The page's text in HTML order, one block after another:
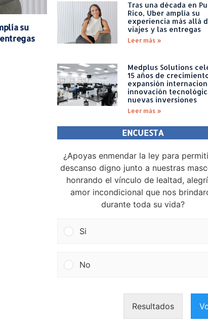
su
Tras una década en
Rico, Uber amplía su
experiencia más allá
viajes y las entregas
Leer más »
Medplus Solutions
15 años de
expansión
innovación
nuevas inversiones
Leer más »
ENCUESTA
¿Apoyas enmendar la ley para
descanso digno junto a nuestras
honrando el vínculo de lealtad,
amor incondicional que nos
durante toda su vida?
Si
No
Resultados